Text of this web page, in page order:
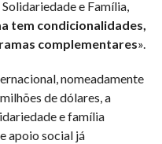
e Família,
tem condicionalidades,
complementares».
nomeadamente
de dólares, a
e família
apoio social já